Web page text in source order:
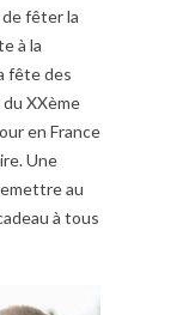
fêter la
à la
fête des
XXème
en France
Une
au
à tous